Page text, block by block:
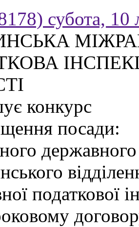
субота, 10
конкурс
посади:
податкової